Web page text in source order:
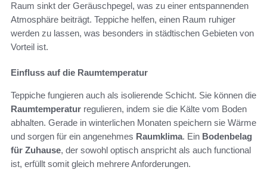
Raum sinkt der Geräuschpegel, was zu einer entspannenden
Atmosphäre beiträgt. Teppiche helfen, einen Raum ruhiger
werden zu lassen, was besonders in städtischen Gebieten von
Vorteil ist.
Einfluss auf die Raumtemperatur
Teppiche fungieren auch als isolierende Schicht. Sie können die
Raumtemperatur regulieren, indem sie die Kälte vom Boden
abhalten. Gerade in winterlichen Monaten speichern sie Wärme
und sorgen für ein angenehmes Raumklima. Ein Bodenbelag
für Zuhause, der sowohl optisch anspricht als auch functional
ist, erfüllt somit gleich mehrere Anforderungen.